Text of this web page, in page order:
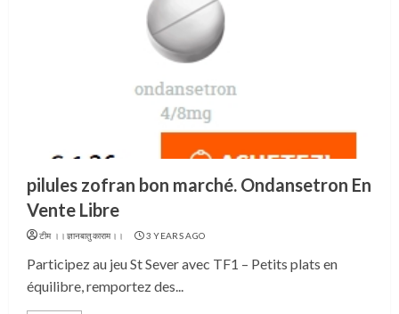
pilules zofran bon marché. Ondansetron En
Vente Libre
टीम ।।ज्ञानबातुकाराम।। 3 YEARS AGO
Participez au jeu St Sever avec TF1 – Petits plats en
équilibre, remportez des...